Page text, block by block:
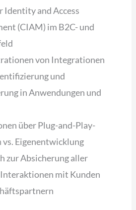
Identity and Access
(CIAM) im B2C- und
von Integrationen
und
in Anwendungen und
über Plug-and-Play-
vs. Eigenentwicklung
zur Absicherung aller
mit Kunden